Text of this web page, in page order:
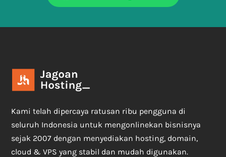
Kami telah dipercaya ratusan ribu pengguna di
seluruh Indonesia untuk mengonlinekan bisnisnya
sejak 2007 dengan menyediakan hosting, domain,
cloud & VPS yang stabil dan mudah digunakan.